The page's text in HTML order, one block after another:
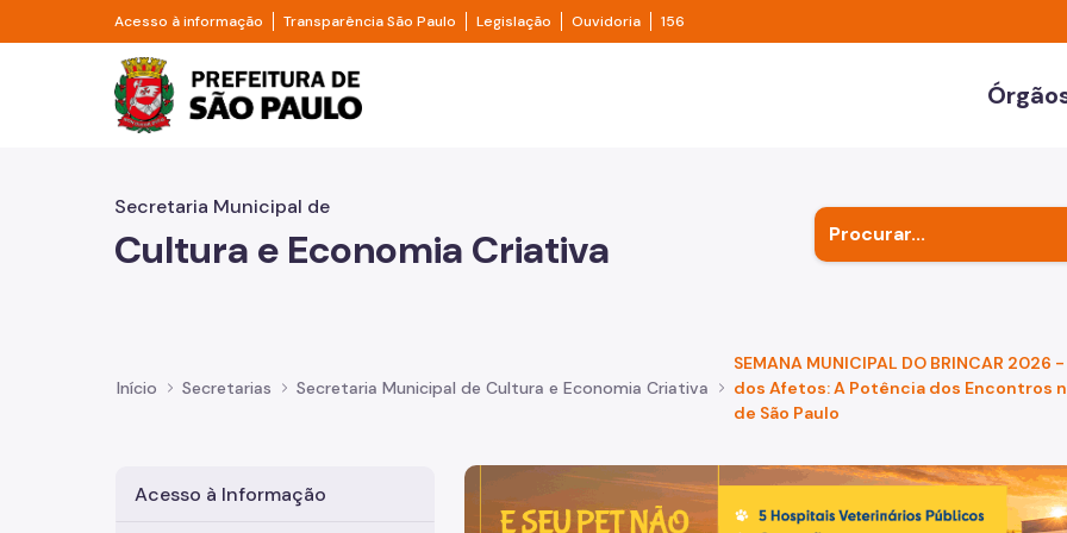
Pular para o Conteúdo principal
Acesso à informação Divisor de acesso à informação
Transparência São Paulo Divisor de transparência São Paulo
Legislação Legislação
Ouvidoria Ouvidoria
156
Prefeitura de São Paulo
Secretaria Municipal de
Cultura e Economia Criativa
Início Secretarias Secretaria Municipal de Cultura e Economia Criativa
SEMANA MUNICIPAL DO BRINCAR
dos Afetos: A Potência dos Encontros
de São Paulo
Acesso à Informação
Imagem de um cachorro caramelo e uma gata rajada, olhando para